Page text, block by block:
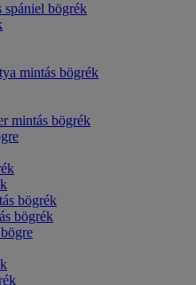
bögrék
mintás bögrék
mintás bögrék
bögrék
bögrék